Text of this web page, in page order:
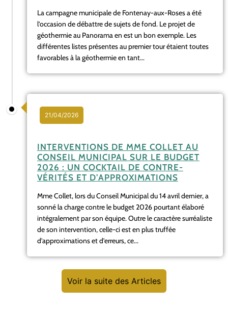
La campagne municipale de Fontenay-aux-Roses a été
l’occasion de débattre de sujets de fond. Le projet de
géothermie au Panorama en est un bon exemple. Les
différentes listes présentes au premier tour étaient toutes
favorables à la géothermie en tant...
21/04/2026
INTERVENTIONS DE MME COLLET AU
CONSEIL MUNICIPAL SUR LE BUDGET
2026 : UN COCKTAIL DE CONTRE-
VÉRITÉS ET D’APPROXIMATIONS
Mme Collet, lors du Conseil Municipal du 14 avril dernier, a
sonné la charge contre le budget 2026 pourtant élaboré
intégralement par son équipe. Outre le caractère surréaliste
de son intervention, celle-ci est en plus truffée
d’approximations et d’erreurs, ce...
Voir la suite des Articles